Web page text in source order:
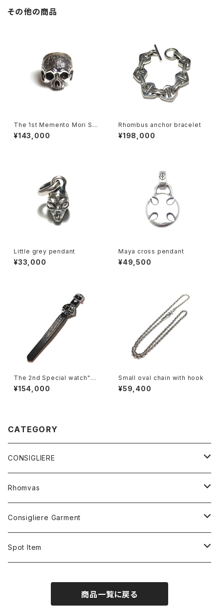
その他の商品
The 1st Memento Mori Sku
ll Ring without mandible
¥143,000
Rhombus anchor bracelet
¥198,000
Little grey pendant
¥33,000
Maya cross pendant
¥49,500
The 2nd Special watch"Th
e Three Lines"
¥154,000
Small oval chain with hook
¥59,400
CATEGORY
CONSIGLIERE
RING
STERLING SILVER
BRASS&SILVER PLATED
BRACELET
STERLING SILVER&BEADS
HAIR BAND
STERLING SILVER
STERLING SILVER
Rhomvas
RING
10K GOLD
PENDANT
Consigliere Garment
Shirt
Short sleeve shirt
Spot Item
STERLING SILVER
商品一覧に戻る